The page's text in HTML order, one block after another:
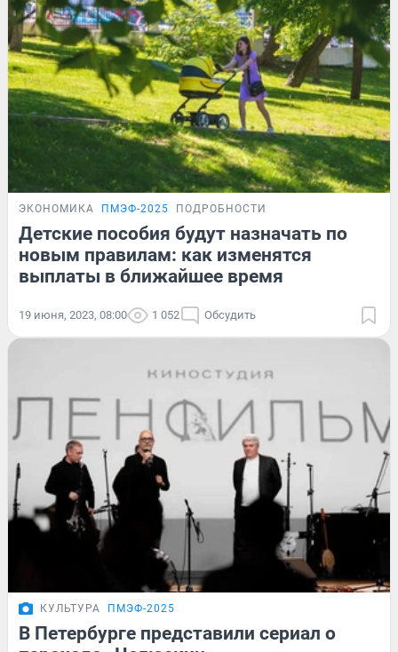
ЭКОНОМИКА ПМЭФ-2025 ПОДРОБНОСТИ
Детские пособия будут назначать по
новым правилам: как изменятся
выплаты в ближайшее время
19 июня, 2023, 08:00 1 052 Обсудить
КУЛЬТУРА ПМЭФ-2025
В Петербурге представили сериал о